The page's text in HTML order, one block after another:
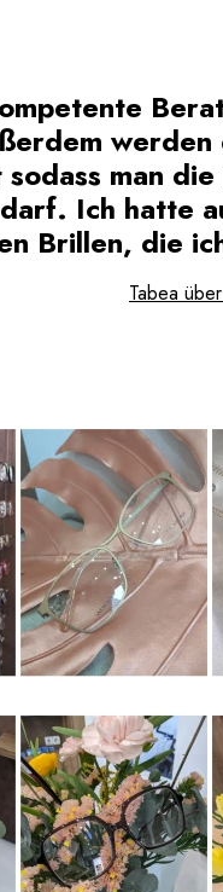
sodass man
Ich hatte
Brillen, die
Tabea